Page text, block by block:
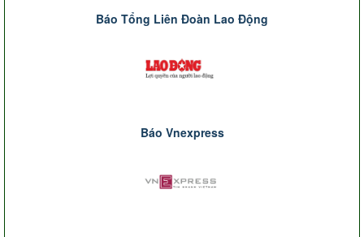
Báo Tổng Liên Đoàn Lao Động
Báo Vnexpress